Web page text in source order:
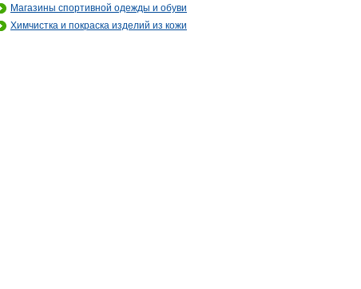
Магазины спортивной одежды и обуви
Химчистка и покраска изделий из кожи